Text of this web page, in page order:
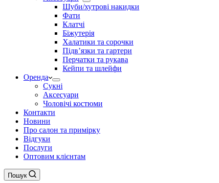
Шуби/хутрові накидки
Фати
Клатчі
Біжутерія
Халатики та сорочки
Підвʼязки та гартери
Перчатки та рукава
Кейпи та шлейфи
Оренда
Сукні
Аксесуари
Чоловічі костюми
Контакти
Новини
Про салон та примірку
Відгуки
Послуги
Оптовим клієнтам
Пошук